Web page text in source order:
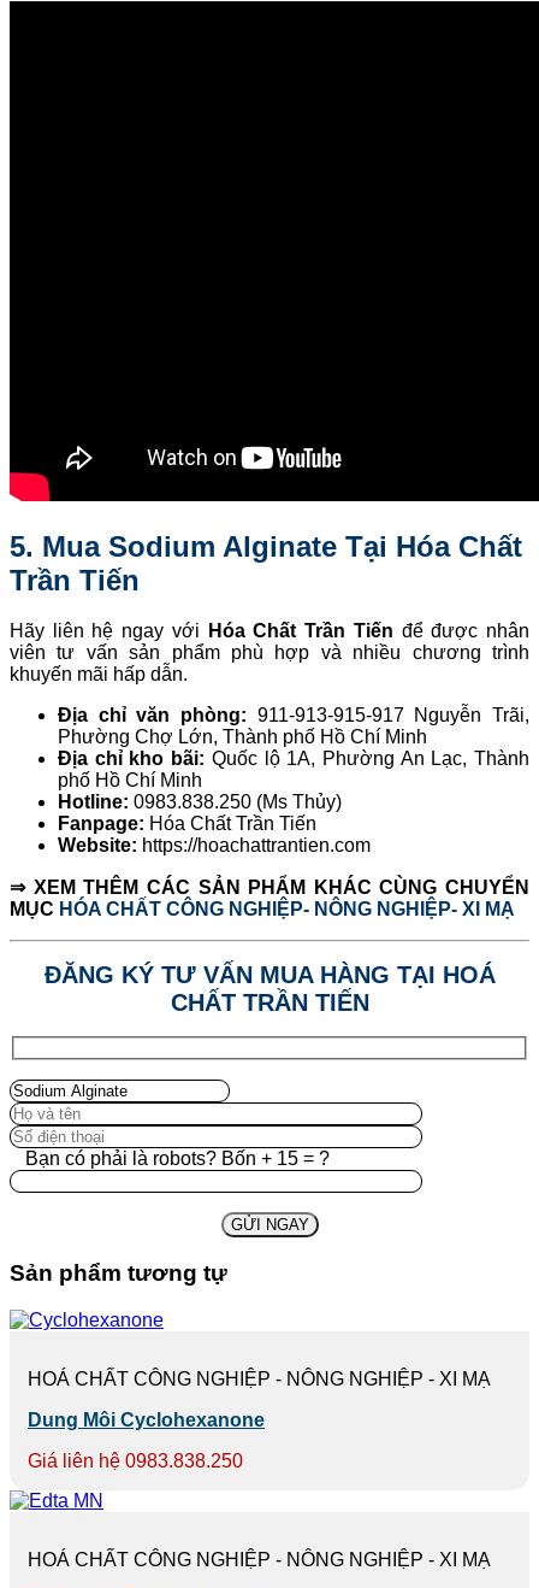
5. Mua Sodium Alginate Tại Hóa Chất
Trần Tiến
Hãy liên hệ ngay với Hóa Chất Trần Tiến để được nhân
viên tư vấn sản phẩm phù hợp và nhiều chương trình
khuyến mãi hấp dẫn.
Địa chỉ văn phòng: 911-913-915-917 Nguyễn Trãi,
Phường Chợ Lớn, Thành phố Hồ Chí Minh
Địa chỉ kho bãi: Quốc lộ 1A, Phường An Lạc, Thành
phố Hồ Chí Minh
Hotline: 0983.838.250 (Ms Thủy)
Fanpage: Hóa Chất Trần Tiến
Website: https://hoachattrantien.com
⇒ XEM THÊM CÁC SẢN PHẨM KHÁC CÙNG CHUYỂN
MỤC HÓA CHẤT CÔNG NGHIỆP- NÔNG NGHIỆP- XI MẠ
ĐĂNG KÝ TƯ VẤN MUA HÀNG TẠI HOÁ
CHẤT TRẦN TIẾN
Bạn có phải là robots? Bốn + 15 = ?
Sản phẩm tương tự
HOÁ CHẤT CÔNG NGHIỆP - NÔNG NGHIỆP - XI MẠ
Dung Môi Cyclohexanone
Giá liên hệ 0983.838.250
HOÁ CHẤT CÔNG NGHIỆP - NÔNG NGHIỆP - XI MẠ